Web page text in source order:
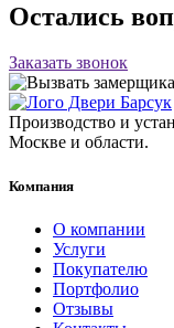
Остались
Заказать звонок
Производство и
Москве и области.
Компания
О компании
Услуги
Покупателю
Портфолио
Отзывы